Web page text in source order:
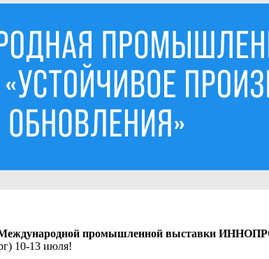
промышленной выставки
10-13 июля!